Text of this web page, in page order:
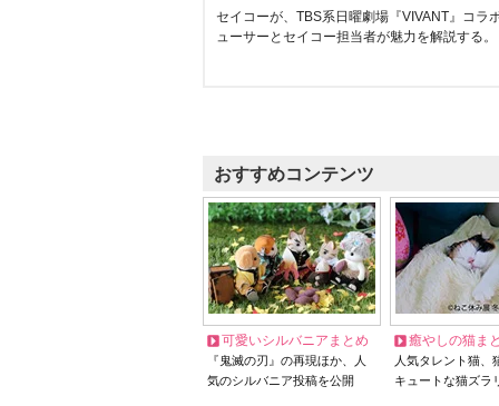
セイコーが、TBS系日曜劇場『VIVANT』コラ
ューサーとセイコー担当者が魅力を解説する。
おすすめコンテンツ
可愛いシルバニアまとめ
『鬼滅の刃』の再現ほか、人
気のシルバニア投稿を公開
癒やしの猫ま
人気タレント猫
キュートな猫ズラ